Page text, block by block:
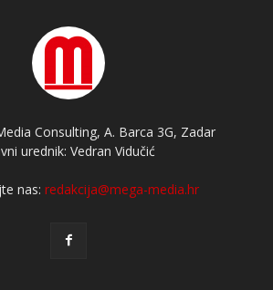
Consulting, A. Barca 3G, Zadar
urednik: Vedran Vidučić
nas:redakcija@mega-media.hr